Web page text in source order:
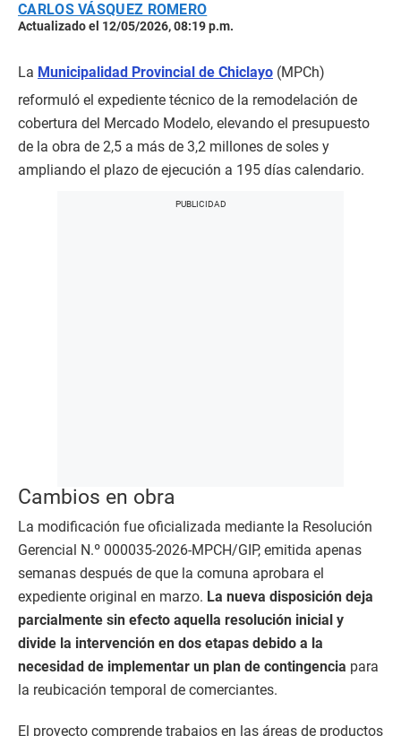
CARLOS VÁSQUEZ ROMERO
Actualizado el 12/05/2026, 08:19 p.m.
La Municipalidad Provincial de Chiclayo (MPCh)
reformuló el expediente técnico de la remodelación de
cobertura del Mercado Modelo, elevando el presupuesto
de la obra de 2,5 a más de 3,2 millones de soles y
ampliando el plazo de ejecución a 195 días calendario.
Cambios en obra
La modificación fue oficializada mediante la Resolución
Gerencial N.º 000035-2026-MPCH/GIP, emitida apenas
semanas después de que la comuna aprobara el
expediente original en marzo. La nueva disposición deja
parcialmente sin efecto aquella resolución inicial y
divide la intervención en dos etapas debido a la
necesidad de implementar un plan de contingencia para
la reubicación temporal de comerciantes.
El proyecto comprende trabajos en las áreas de productos